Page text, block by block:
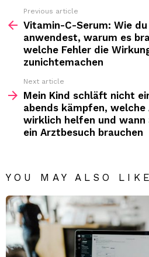
more
Previous article
Vitamin-C-Serum: Wie
anwendest, warum es
welche Fehler die
zunichtemachen
Next article
Mein Kind schläft nicht
abends kämpfen, welche
wirklich helfen und
ein Arztbesuch brauchen
YOU MAY ALSO LIKE